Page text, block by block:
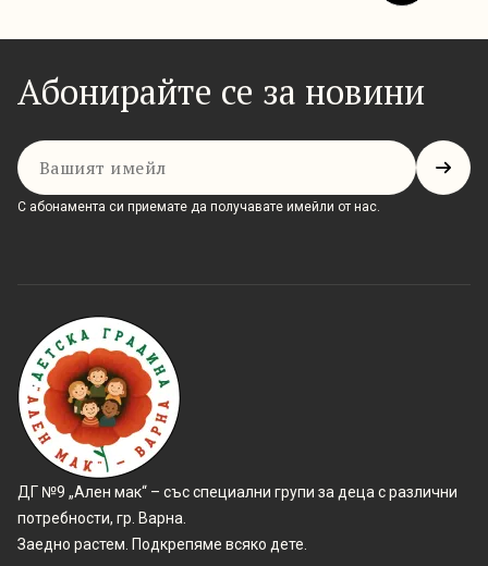
Абонирайте се за новини
Имейл
С абонамента си приемате да получавате имейли от нас.
ДГ №9 „Ален мак“ – със специални групи за деца с различни
потребности, гр. Варна.
Заедно растем. Подкрепяме всяко дете.